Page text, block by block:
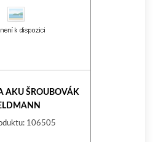
AKU ŠROUBOVÁK
106505